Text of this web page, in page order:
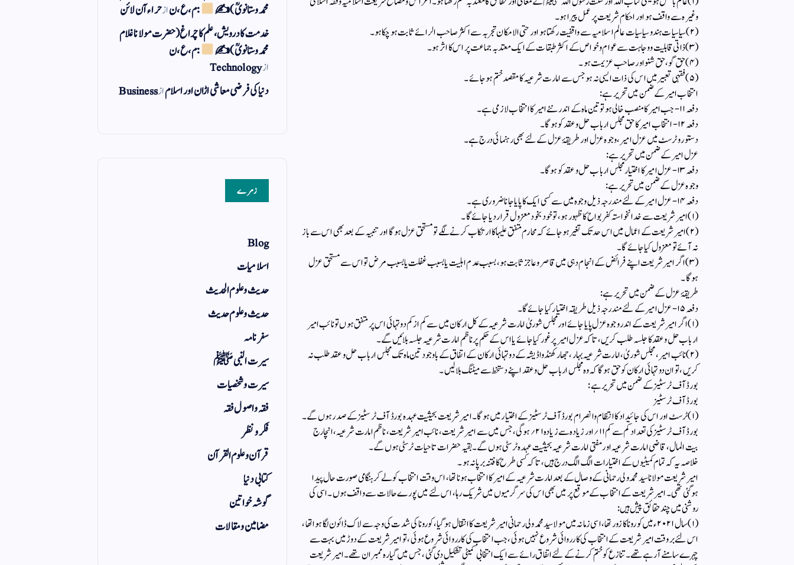
وغیرہ سے واقف ہو اور احکام شریعت پر عمل پیرا ہو۔
(۲) سیاسیات ہند و سیاسیات عالم اسلامیہ سے واقفیت رکھتا ہو اور حتی الامکان تجربہ سے اکثر صاحب الرائے ثابت ہوچکا ہو۔
(۳) ذاتی قابلیت ووجاہت سے عوام وخواص کے اکثر طبقات کے ایک معتدبہ جماعت پر اس کا اثر ہو۔
(۴) حق گو ،حق شنو اور صاحب عزیمت ہو۔
(۵) فقہی تعبیر میں اس کی ذات ایسی نہ ہو جس سے امارت شرعیہ کا مقصد ختم ہوجائے۔
انتخاب امیر کے ضمن میں تحریر ہے:
دفعہ ۱۱- جب امیر کا منصب خالی ہو تو تین ماہ کے اندر نئے امیر کا انتخاب لازمی ہے۔
دفعہ ۱۲- انتخاب امیر کا حق مجلس ارباب حل وعقد کو ہوگا۔
دستور و ٹرسٹ میں عزل امیر، وجوہ عزل اور طریقۂ عزل کے لئے بھی رہنمائی درج ہے۔
عزل امیر کے ضمن میں تحریر ہے:
دفعہ ۱۳- عزل امیر کا اختیار مجلس ارباب حل وعقد کو ہوگا۔
وجوہ عزل کے ضمن میں تحریر ہے:
دفعہ ۱۴- عزل امیر کے لئے مندرجہ ذیل وجوہ میں سے کسی ایک کا پایا جانا ضروری ہے۔
(۱) امیر شریعت سے خدا نخواستہ کفر بواح کا ظہور ہو، تو خود بخود معزول قرار دیا جائے گا۔
(۲) امیر شریعت کے اعمال میں اس حدتک تغیر ہوجائے کہ محارم متفق علیہا کا ارتکاب کرنے لگے تو مستحق عزل ہوگا اور تنبیہ کے بعد بھی اس سے باز
نہ آئے تو معزول کیا جائے گا۔
(۳) اگر امیر شریعت اپنے فرائض کے انجام دہی میں قاصر وعاجز ثابت ہو، بسبب عدم اہلیت یا بسبب غفلت یا بسبب مرض تو اس سے مستحق عزل
ہوگا۔
طریقۂ عزل کے ضمن میں تحریر ہے:
دفعہ ۱۵- عزل امیر کے لئے مندرجہ ذیل طریقہ اختیار کیا جائے گا۔
(۱) اگر امیر شریعت کے اندر وجوہ عزل پایا جائے اور مجلس شوریٰ امارت شرعیہ کے کل ارکان میں سے کم ازکم دو تہائی اس پر متفق ہوں تو نائب امیر
ارباب حل وعقد کا جلسہ طلب کریں، تاکہ عزل امیر پر غور کیا جائے یا اس کے حکم پر ناظم امارت شرعیہ جلسہ بلائیں گے۔
(۲) نائب امیر، مجلس شوریٰ ،امارت شرعیہ بہار ، جھارکھنڈ واڈیشہ کے دو تہائی ارکان کے اتفاق کے باوجود تین ماہ تک مجلس ارباب حل وعقد طلب نہ
کریں، تو ان دو تہائی ارکان کو حق ہوگا کہ وہ مجلس ارباب حل وعقد اپنے دستخط سے میٹنگ بلالیں۔
بورڈ آف ٹرسٹیز کے ضمن میں تحریر ہے:
بورڈ آف ٹرسٹیز
(۱) ٹرسٹ اور اس کی جائیداد کا انتظام وانصرام بورڈ آف ٹرسٹیز کے اختیار میں ہوگا۔ امیر شریعت بحیثیت عہدہ بورڈ آف ٹرسٹیز کے صدر ہوں گے۔
بورڈ آف ٹرسٹیز کی تعداد کم سے کم ۱۱؍ اور زیادہ سے زیادہ ۲۱ ؍ ہوگی، جس میں سے امیر شریعت ، نائب امیر شریعت، ناظم امارت شرعیہ، انچارج
بیت المال، قاضی امارت شرعیہ اور مفتی امارت شرعیہ بحیثیت عہدہ ٹرسٹی ہوں گے۔ بقیہ حضرات تاحیات ٹرسٹی ہوں گے۔
خلاصہ یہ کہ تمام کمیٹیوں کے اختیارات الگ الگ درج ہیں، تاکہ کسی طرح کا فتنہ برپا نہ ہو۔
امیر شریعت مولانا سید محمد ولی رحمانی کے وصال کے بعد امارت شرعیہ کے امیر کا انتخاب ہونا تھا، اس وقت انتخاب کو لے کر ہنگامی صورت حال پیدا
ہوگئی تھی۔ امیرشریعت کے انتخاب کے موقع پر میں بھی اس کی سرگرمیوں میں شریک رہا، اس لئے میں پورے حالات سے واقف ہوں۔ اسی کی
روشنی میں چند حقائق پیش ہیں:
(۱) سال ۲۰۲۱ءمیں کورونا کا زور تھا، اسی زمانہ میں مولاسید محمد ولی رحمانی امیر شریعت کا انتقال ہوگیا، کورونا کی شدت کی وجہ سے لاک ڈائون لگا ہوا تھا،
اس لئے بروقت امیر شریعت کے انتخاب کی کارروائی شروع نہیں ہوئی، جب انتخاب کی کارروائی شروع ہوئی ،تو امیر شریعت کے دوڑ میں بہت سے
چہرےسامنے آرہے تھے۔ تنازع کو ختم کرنے کے لئے اتفاق رائے سے ایک انتخابی کمیٹی تشکیل دی گئی، جس میں گیارہ ممبران تھے۔امیر شریعت
محمد وستانویؒ)✍
: م ، ع ، نازحراء آن لائن
خدمت کا درویش، علم کا چراغ(حضرت مولانا غلام
محمد وستانویؒ)✍
: م ، ع ، ن
ازTechnology
دنیا کی فرضی معاشی اڑان اور اسلامازBusiness
زمرے
Blog
اسلامیات
حدیث و علوم الحدیث
حدیث و علوم حدیث
سفر نامہ
سیرت النبی ﷺ
سیرت و شخصیات
فقہ و اصول فقہ
فکر و نظر
قرآن و علوم القرآن
کتابی دنیا
گوشہ خواتین
مضامین و مقالات